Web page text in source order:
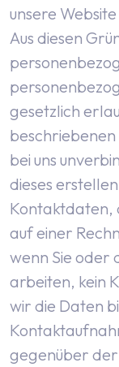
unsere
Aus diesen
gesetzlich
beschriebenen
bei uns
dieses
Kontaktdaten,
auf einer
wenn Sie oder
arbeiten, kein
wir die Daten
gegenüber